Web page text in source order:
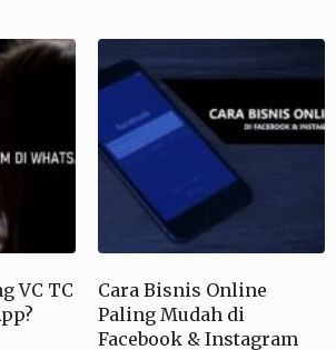
VC TC
Cara Bisnis Online
Paling Mudah di
Facebook & Instagram